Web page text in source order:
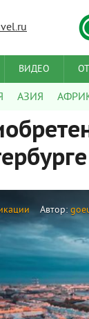
ВИДЕО
АЗИЯ
Автор: